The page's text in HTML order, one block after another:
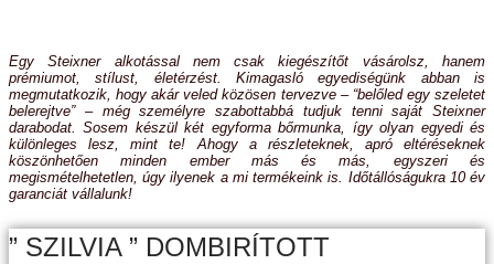
Egy Steixner alkotással nem csak kiegészítőt vásárolsz, hanem
prémiumot, stílust, életérzést. Kimagasló egyediségünk abban is
megmutatkozik, hogy akár veled közösen tervezve – “belőled egy szeletet
belerejtve” – még személyre szabottabbá tudjuk tenni saját Steixner
darabodat. Sosem készül két egyforma bőrmunka, így olyan egyedi és
különleges lesz, mint te! Ahogy a részleteknek, apró eltéréseknek
köszönhetően minden ember más és más, egyszeri és
megismételhetetlen, úgy ilyenek a mi termékeink is. Időtállóságukra 10 év
garanciát vállalunk!
” SZILVIA ” DOMBIRÍTOTT